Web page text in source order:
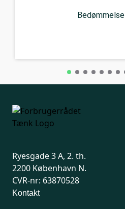
Bedømmelse
Ryesgade 3 A, 2. th.
2200 København N.
CVR-nr: 63870528
Kontakt